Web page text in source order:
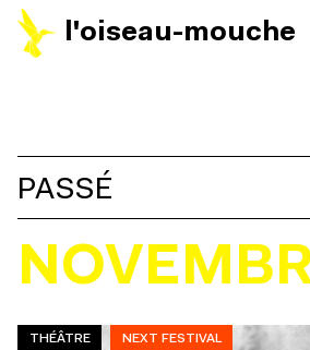
l'oiseau-mouche
FILTRES
PASSÉ
THÉÂTRE NEXT FESTIVAL